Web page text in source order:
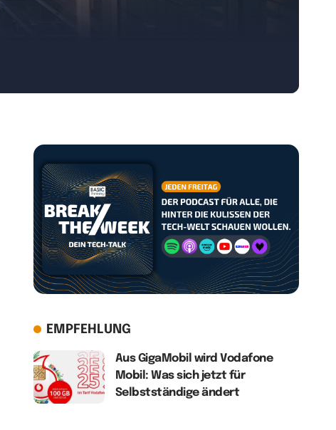
EMPFEHLUNG
Aus GigaMobil wird Vodafone
Mobil: Was sich jetzt für
Selbstständige ändert